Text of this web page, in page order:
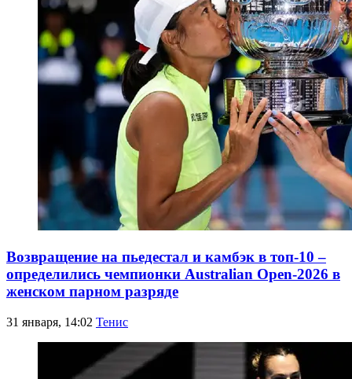
Возвращение на пьедестал и камбэк в топ-10 –
определились чемпионки Australian Open-2026 в
женском парном разряде
31 января, 14:02 Тенис